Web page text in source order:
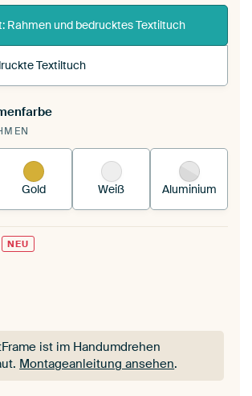
Rahmen und bedrucktes Textiltuch
Textiltuch
einen wechselbaren Textiltuch in
ArtFrame™.
es.
Gold Weiß Aluminium
NEU
ist im Handumdrehen
Montageanleitung ansehen.